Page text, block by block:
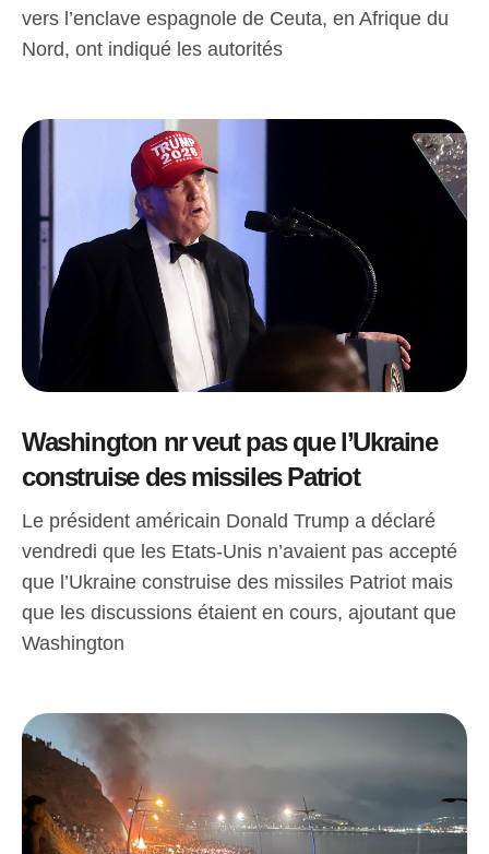
vers l’enclave espagnole de Ceuta, en Afrique du
Nord, ont indiqué les autorités
Washington nr veut pas que l’Ukraine
construise des missiles Patriot
Le président américain Donald Trump a déclaré
vendredi que les Etats-Unis n’avaient pas accepté
que l’Ukraine construise des missiles Patriot mais
que les discussions étaient en cours, ajoutant que
Washington